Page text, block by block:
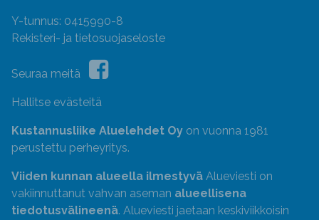
Y-tunnus: 0415990-8
Rekisteri- ja tietosuojaseloste
Seuraa meitä
Hallitse evästeitä
Kustannusliike Aluelehdet Oy on vuonna 1981
perustettu perheyritys.
Viiden kunnan alueella ilmestyvä Alueviesti on
vakiinnuttanut vahvan aseman alueellisena
tiedotusvälineenä. Alueviesti jaetaan keskiviikkoisin